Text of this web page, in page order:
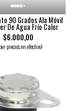
90 Grados Ala Móvil
De Agua Frío Calor
$6.000,00
precios en efectivo!